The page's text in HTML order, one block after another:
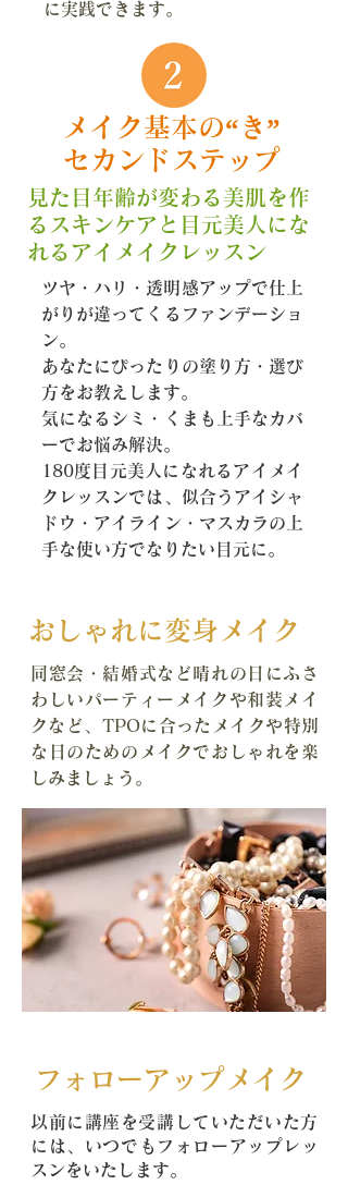
に実践できます。
メイク基本の“き”
セカンドステップ
見た目年齢が変わる美肌を作
るスキンケアと目元美人にな
れるアイメイクレッスン
​ツヤ・ハリ・透明感アップで仕上
がりが違ってくるファンデーショ
ン。
あなたにぴったりの塗り方・選び
方をお教えします。
気になるシミ・くまも上手なカバ
ーでお悩み解決。
180度目元美人になれるアイメイ
クレッスンでは、似合うアイシャ
ドウ・アイライン・マスカラの上
手な使い方でなりたい目元に。
おしゃれに変身メイク
同窓会・結婚式など晴れの日にふさ
わしい パーティーメイクや和装メイ
クなど、TPOに合ったメイクや特別
な日のためのメイクでおしゃれを楽
しみましょう。
フォローアップメイク
​以前に講座を受講していただいた方
には、いつでもフォローアップレッ
スンをいたします。